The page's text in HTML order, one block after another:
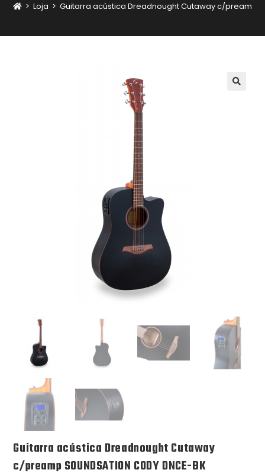
> Loja > Guitarra acústica Dreadnought Cutaway c/preamp
Guitarra acústica Dreadnought Cutaway
c/preamp SOUNDSATION CODY DNCE-BK